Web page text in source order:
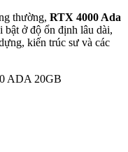
thường, RTX 4000 Ada
bật ở độ ổn định lâu dài,
kiến trúc sư và các